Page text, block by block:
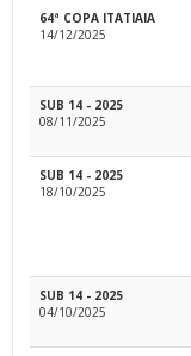
64ª COPA ITATIAIA
14/12/2025
SUB 14 - 2025
08/11/2025
SUB 14 - 2025
18/10/2025
SUB 14 - 2025
04/10/2025